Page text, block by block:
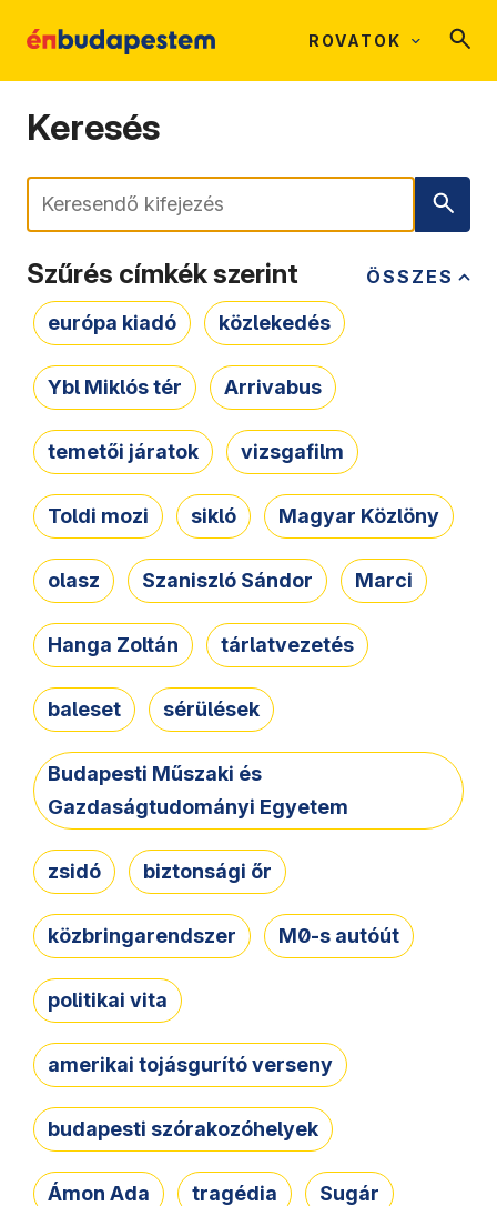
ROVATOK
Keresés
Keresés
ÖSSZES
Szűrés címkék szerint
európa kiadó közlekedés
Ybl Miklós tér Arrivabus
temetői járatok vizsgafilm
Toldi mozi sikló Magyar Közlöny
olasz Szaniszló Sándor Marci
Hanga Zoltán tárlatvezetés
baleset sérülések
Budapesti Műszaki és
Gazdaságtudományi Egyetem
zsidó biztonsági őr
közbringarendszer M0-s autóút
politikai vita
amerikai tojásgurító verseny
budapesti szórakozóhelyek
Ámon Ada tragédia Sugár